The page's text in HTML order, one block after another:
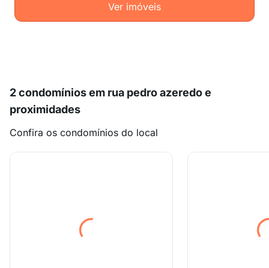
Ver imóveis
2 condomínios em rua pedro azeredo e
proximidades
Confira os condomínios do local